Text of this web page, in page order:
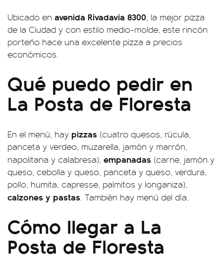
Ubicado en avenida Rivadavia 8300, la mejor pizza
de la Ciudad y con estilo medio-molde, este rincón
porteño hace una excelente pizza a precios
económicos.
Qué puedo pedir en
La Posta de Floresta
En el menú, hay pizzas (cuatro quesos, rúcula,
panceta y verdeo, muzarella, jamón y marrón,
napolitana y calabresa), empanadas (carne, jamón y
queso, cebolla y queso, panceta y queso, verdura,
pollo, humita, capresse, palmitos y longaniza),
calzones y pastas. También hay menú del día.
Cómo llegar a La
Posta de Floresta